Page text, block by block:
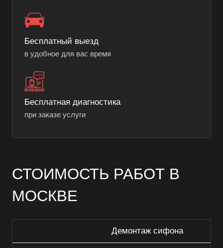
Бесплатный выезд
в удобное для вас время
Бесплатная диагностика
при заказе услуги
СТОИМОСТЬ РАБОТ В
МОСКВЕ
Демонтаж сифона